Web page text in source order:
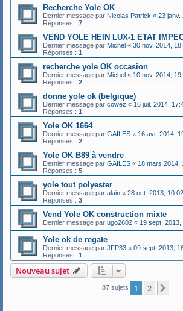
Recherche Yole OK
Dernier message par Nicolas Patrick « 23 janv.
Réponses : 7
VEND YOLE HEIN LUX-1 ETAT
Dernier message par Michel « 30 nov. 2014,
Réponses : 1
recherche yole OK occasion
Dernier message par Michel « 10 nov. 2014,
Réponses : 2
donne yole ok (belgique)
Dernier message par cowez « 16 juil. 2014,
Réponses : 1
Yole OK 1664
Dernier message par GAILES « 16 avr. 2014,
Réponses : 2
Yole OK B89 à vendre
Dernier message par GAILES « 18 mars 2014,
Réponses : 5
yole tout polyester
Dernier message par alain « 28 oct. 2013, 10:02
Réponses : 3
Vend Yole OK construction mixte
Dernier message par ugo2602 « 19 sept. 2013,
Yole ok de regate
Dernier message par JFP33 « 09 sept. 2013,
Réponses : 1
Nouveau sujet
87 sujets 1 2